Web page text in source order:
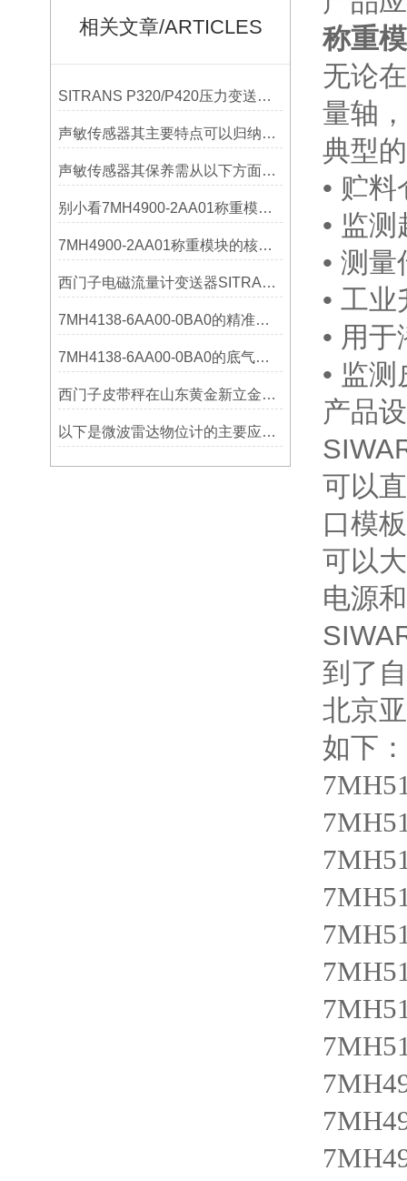
相关文章/ARTICLES
SITRANS P320/P420压力变送器概述
声敏传感器其主要特点可以归纳为以下几个核心维度
声敏传感器其保养需从以下方面入手
别小看7MH4900-2AA01称重模块！这些你日常接触的领域，早已离不开它
7MH4900-2AA01称重模块的核心亮点，藏着让效率翻倍的“关键密码”
西门子电磁流量计变送器SITRANS FMT020的功能
7MH4138-6AA00-0BA0的精准从何而来？关键组成部分，藏着答案！
7MH4138-6AA00-0BA0的底气：这些核心功能，让精准称重不再是难题
西门子皮带秤在山东黄金新立金矿的成功应用
以下是微波雷达物位计的主要应用领域及具体场景分析
称重
无论
量轴
典型
• 贮
• 监
• 测
• 工
• 用
• 监
产品
可以
口模
可以
电源
到了
北京
如下：